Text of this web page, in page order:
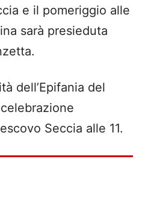
e il pomeriggio alle
sarà presieduta
dell’Epifania del
Seccia alle 11.